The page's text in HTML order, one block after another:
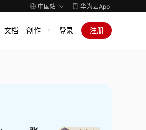
中国站 华为云App
文档 创作 登录 注册